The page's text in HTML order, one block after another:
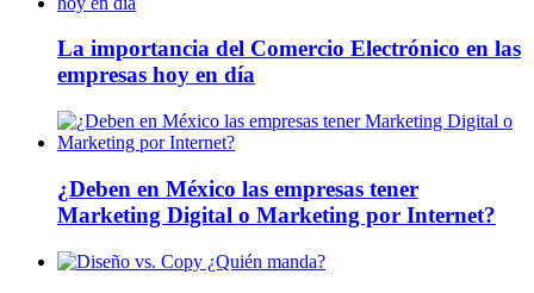
La importancia del Comercio Electrónico en las
empresas hoy en día
¿Deben en México las empresas tener
Marketing Digital o Marketing por Internet?